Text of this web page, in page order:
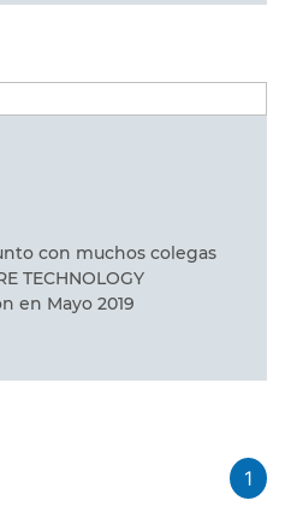
con muchos colegas
TECHNOLOGY
en Mayo 2019
1